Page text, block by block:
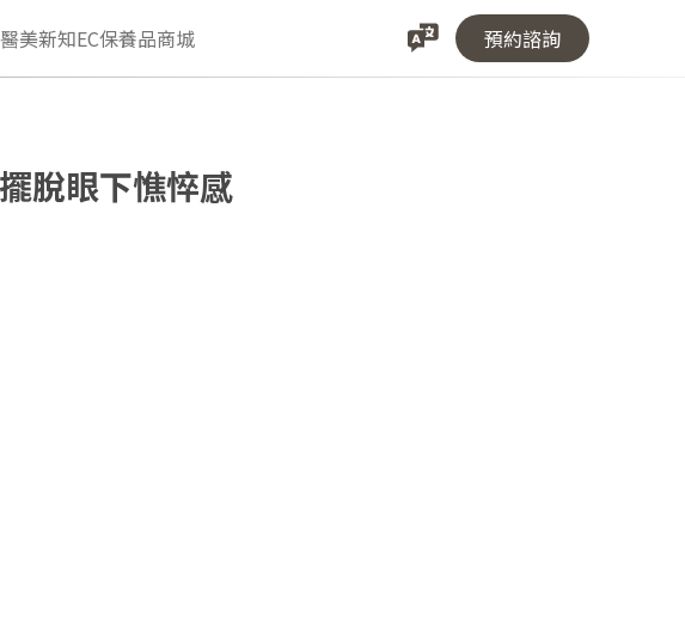
醫美新知EC保養品商城 預約諮詢
脫眼下憔悴感